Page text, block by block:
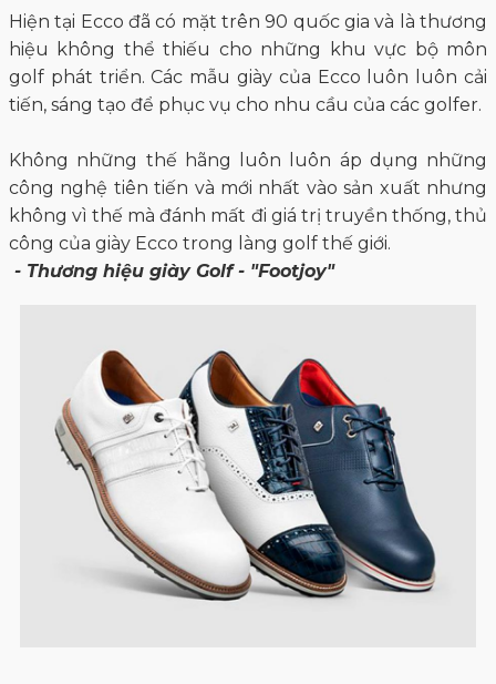
Hiện tại Ecco đã có mặt trên 90 quốc gia và là thương
hiệu không thể thiếu cho những khu vực bộ môn
golf phát triển. Các mẫu giày của Ecco luôn luôn cải
tiến, sáng tạo để phục vụ cho nhu cầu của các golfer.
Không những thế hãng luôn luôn áp dụng những
công nghệ tiên tiến và mới nhất vào sản xuất nhưng
không vì thế mà đánh mất đi giá trị truyền thống, thủ
công của giày Ecco trong làng golf thế giới.
- Thương hiệu giày Golf - "Footjoy"